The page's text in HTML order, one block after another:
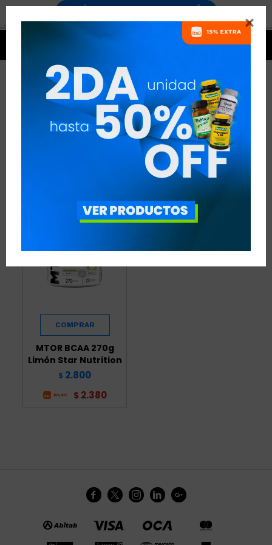

BCAAS CON ELECTROLITOS -
FÚTBOL
BCAAS CON ELECTROLITOS
QUITAR FILTROS
RECOMENDADOS
MTOR BCAA 270g
Limón Star Nutrition
$ 2.800
$ 2.380
    